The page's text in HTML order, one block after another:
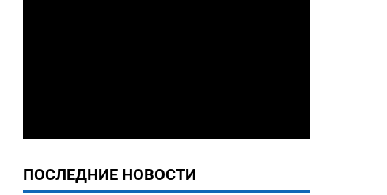
ПОСЛЕДНИЕ НОВОСТИ